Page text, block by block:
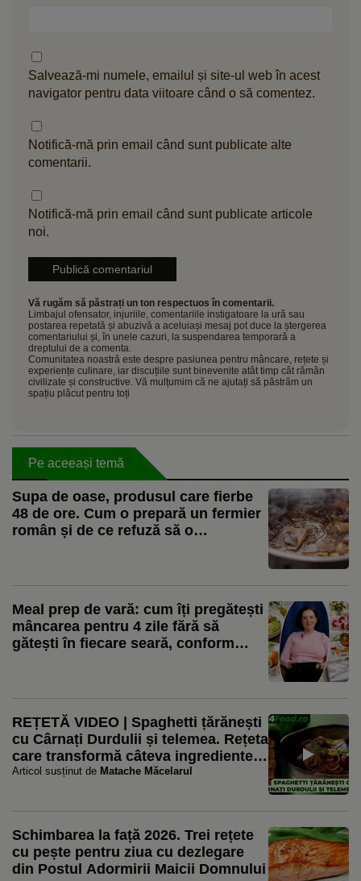
Salvează-mi numele, emailul și site-ul web în acest
navigator pentru data viitoare când o să comentez.
Notifică-mă prin email când sunt publicate alte
comentarii.
Notifică-mă prin email când sunt publicate articole
noi.
Vă rugăm să păstrați un ton respectuos în comentarii.
Limbajul ofensator, injuriile, comentariile instigatoare la ură sau
postarea repetată și abuzivă a aceluiași mesaj pot duce la ștergerea
comentariului și, în unele cazuri, la suspendarea temporară a
dreptului de a comenta.
Comunitatea noastră este despre pasiunea pentru mâncare, rețete și
experiențe culinare, iar discuțiile sunt binevenite atât timp cât rămân
civilizate și constructive. Vă mulțumim că ne ajutați să păstrăm un
spațiu plăcut pentru toți
Pe aceeași temă
Supa de oase, produsul care fierbe
48 de ore. Cum o prepară un fermier
român și de ce refuză să o
Meal prep de vară: cum îți pregătești
mâncarea pentru 4 zile fără să
gătești în fiecare seară, conform
REȚETĂ VIDEO | Spaghetti țărănești
cu Cârnați Durdulii și telemea. Rețeta
care transformă câteva ingrediente
simple într-o masă plină de gust
Articol susținut de Matache Măcelarul
Schimbarea la față 2026. Trei rețete
cu pește pentru ziua cu dezlegare
din Postul Adormirii Maicii Domnului